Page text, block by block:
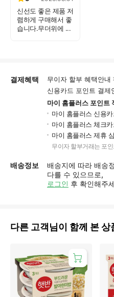
신선도 좋은 제품 저
렴하게 구매해서 좋
습니다.무더위에 ...
결제혜택
무이자 할부 혜택안내
신용카드 포인트 결제
마이 홈플러스 포인트
마이 홈플러스 신용카
마이 홈플러스 체크카
마이 홈플러스 제휴
무이자 할부거래는 포
배송정보
배송지에 따라 배송
다를 수 있으므로,
로그인 후 확인해주
다른 고객님이 함께 본 상